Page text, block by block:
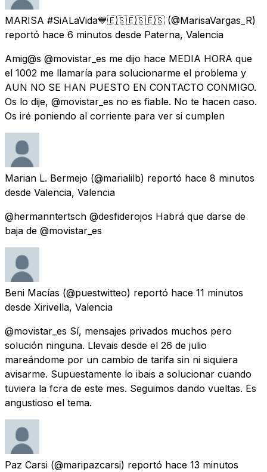
MARISA #SiALaVida💙🇪🇸🇪🇸🇪🇸 (@MarisaVargas_R)
reportó hace 6 minutos desde Paterna, Valencia
Amig@s @movistar_es me dijo hace MEDIA HORA que
el 1002 me llamaría para solucionarme el problema y
AUN NO SE HAN PUESTO EN CONTACTO CONMIGO.
Os lo dije, @movistar_es no es fiable. No te hacen caso.
Os iré poniendo al corriente para ver si cumplen
Marian L. Bermejo (@marialilb) reportó hace 8 minutos
desde Valencia, Valencia
@hermanntertsch @desfiderojos Habrá que darse de
baja de @movistar_es
Beni Macías (@puestwitteo) reportó hace 11 minutos
desde Xirivella, Valencia
@movistar_es Sí, mensajes privados muchos pero
solución ninguna. Llevais desde el 26 de julio
mareándome por un cambio de tarifa sin ni siquiera
avisarme. Supuestamente lo ibais a solucionar cuando
tuviera la fcra de este mes. Seguimos dando vueltas. Es
angustioso el tema.
Paz Carsi (@maripazcarsi) reportó hace 13 minutos